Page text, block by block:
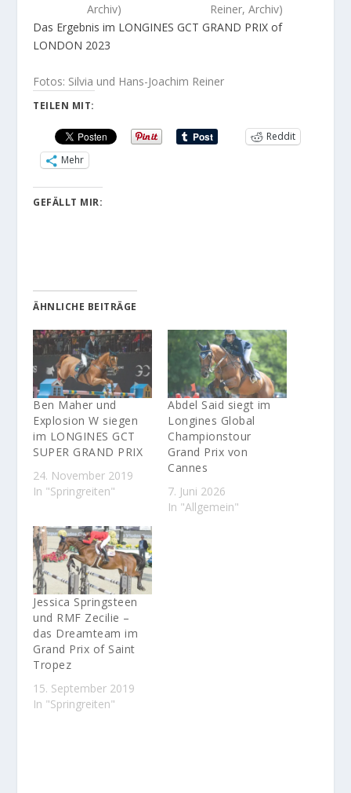
Archiv)
Reiner, Archiv)
Das Ergebnis im LONGINES GCT GRAND PRIX of
LONDON 2023
Fotos: Silvia und Hans-Joachim Reiner
TEILEN MIT:
Reddit
Mehr
GEFÄLLT MIR:
ÄHNLICHE BEITRÄGE
Ben Maher und
Explosion W siegen
im LONGINES GCT
SUPER GRAND PRIX
24. November 2019
In "Springreiten"
Abdel Said siegt im
Longines Global
Championstour
Grand Prix von
Cannes
7. Juni 2026
In "Allgemein"
Jessica Springsteen
und RMF Zecilie –
das Dreamteam im
Grand Prix of Saint
Tropez
15. September 2019
In "Springreiten"